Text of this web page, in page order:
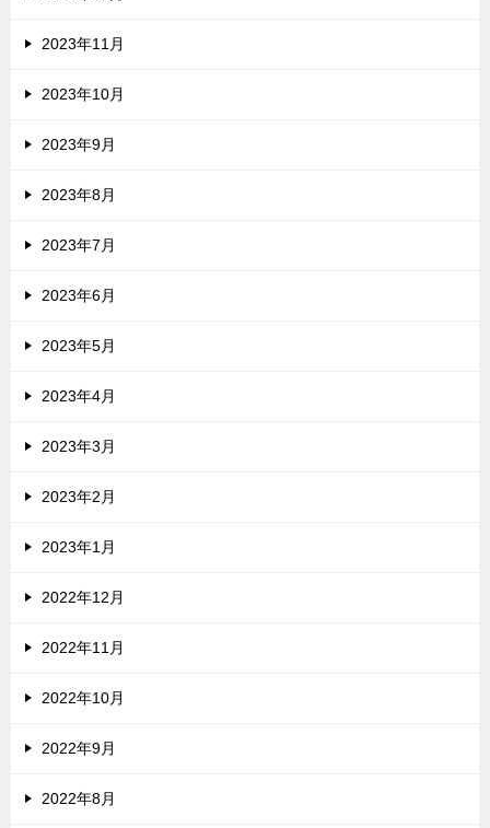
2023年11月
2023年10月
2023年9月
2023年8月
2023年7月
2023年6月
2023年5月
2023年4月
2023年3月
2023年2月
2023年1月
2022年12月
2022年11月
2022年10月
2022年9月
2022年8月